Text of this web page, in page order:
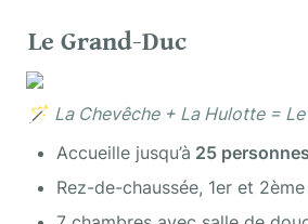
Le Grand-Duc
🪄 La Chevêche + La Hulotte =
Accueille jusqu’à 25 personnes
Rez-de-chaussée, 1er et